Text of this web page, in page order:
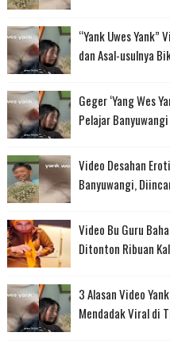
“Yank Uwes
dan Asal-usulnya
Geger ‘Yang Wes
Pelajar
Video Desahan
Banyuwangi,
Video Bu Guru
Ditonton Ribuan
3 Alasan Video
Mendadak Viral di